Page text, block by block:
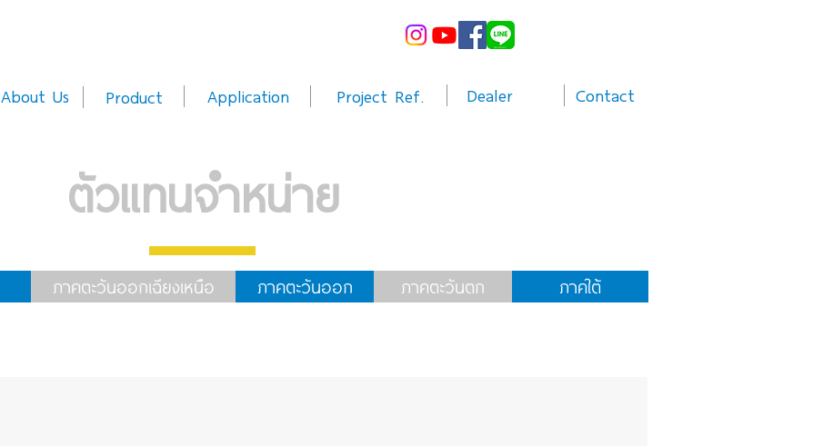
About Us Product Application Project Ref. Dealer Contact
ตัวแทนจำหน่าย
ภาคตะวันออกเฉียงเหนือ ภาคตะวันออก ภาคตะวันตก ภาคใต้